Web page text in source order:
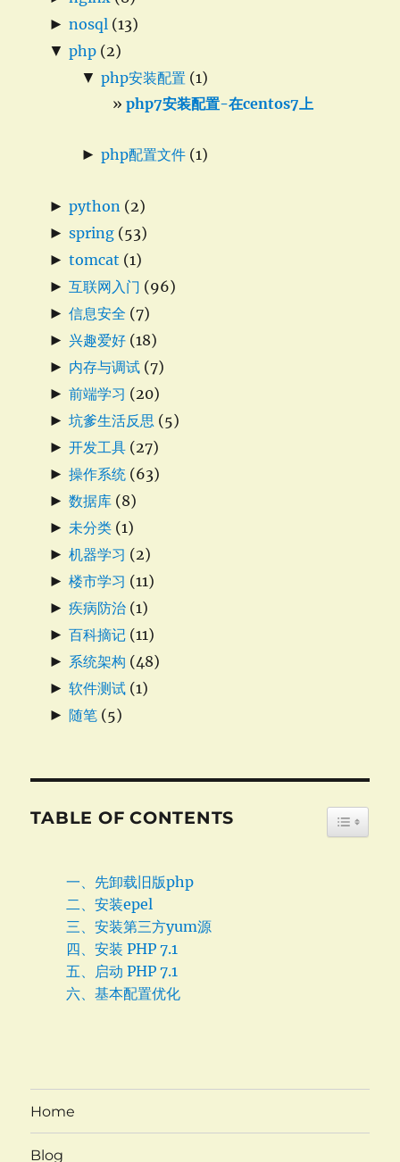
► nosql (13)
▼ php (2)
▼ php安装配置 (1)
php7安装配置-在centos7上
► php配置文件 (1)
► python (2)
► spring (53)
► tomcat (1)
► 互联网入门 (96)
► 信息安全 (7)
► 兴趣爱好 (18)
► 内存与调试 (7)
► 前端学习 (20)
► 坑爹生活反思 (5)
► 开发工具 (27)
► 操作系统 (63)
► 数据库 (8)
► 未分类 (1)
► 机器学习 (2)
► 楼市学习 (11)
► 疾病防治 (1)
► 百科摘记 (11)
► 系统架构 (48)
► 软件测试 (1)
► 随笔 (5)
TABLE OF CONTENTS
一、先卸载旧版php
二、安装epel
三、安装第三方yum源
四、安装 PHP 7.1
五、启动 PHP 7.1
六、基本配置优化
Home
Blog